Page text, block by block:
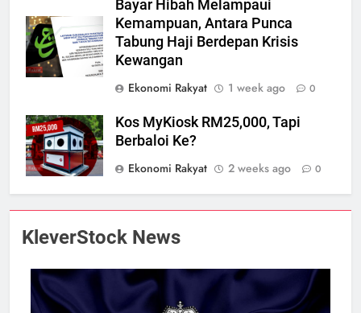
Bayar Hibah Melampaui
Kemampuan, Antara Punca
Tabung Haji Berdepan Krisis
Kewangan
Ekonomi Rakyat
1 week ago 0
Kos MyKiosk RM25,000, Tapi
Berbaloi Ke?
Ekonomi Rakyat
2 weeks ago 0
KleverStock News